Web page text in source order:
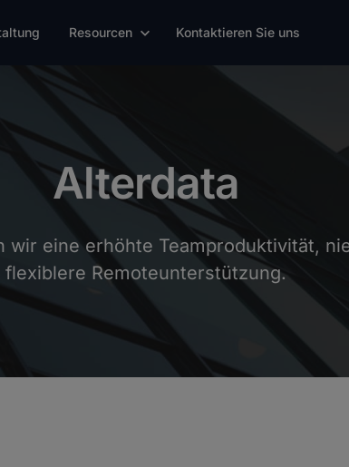
Resourcen Kontaktieren Sie uns
Alterdata
wir eine erhöhte Teamproduktivität,
flexiblere Remoteunterstützung.